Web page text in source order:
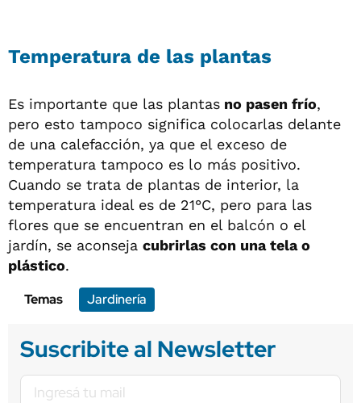
Temperatura de las plantas
Es importante que las plantas no pasen frío,
pero esto tampoco significa colocarlas delante
de una calefacción, ya que el exceso de
temperatura tampoco es lo más positivo.
Cuando se trata de plantas de interior, la
temperatura ideal es de 21°C, pero para las
flores que se encuentran en el balcón o el
jardín, se aconseja cubrirlas con una tela o
plástico.
Temas
Jardinería
Suscribite al Newsletter